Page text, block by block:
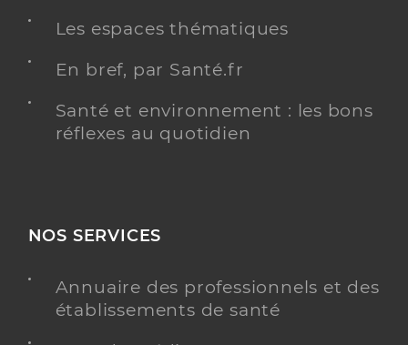
Les espaces thématiques
En bref, par Santé.fr
Santé et environnement : les bons
réflexes au quotidien
NOS SERVICES
Annuaire des professionnels et des
établissements de santé